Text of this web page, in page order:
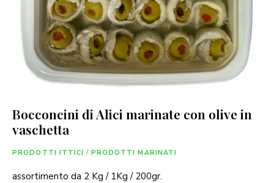
Bocconcini di Alici marinate con olive in
vaschetta
PRODOTTI ITTICI / PRODOTTI MARINATI
assortimento da 2 Kg / 1Kg / 200gr.